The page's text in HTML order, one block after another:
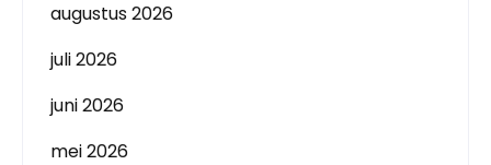
augustus 2026
juli 2026
juni 2026
mei 2026